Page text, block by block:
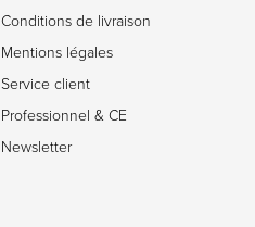
Conditions de livraison
Mentions légales
Service client
Professionnel & CE
Newsletter